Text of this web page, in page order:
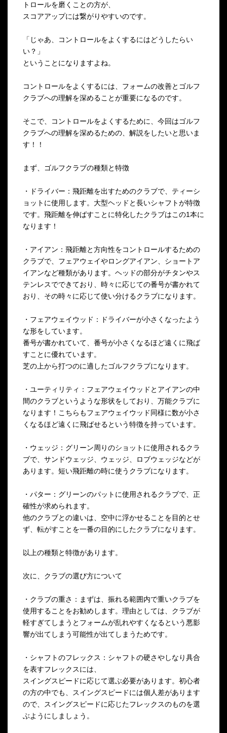
トロールを磨くことの方が、
スコアアップには繋がりやすいのです。
「じゃあ、コントロールをよくするにはどうしたらい
い？」
ということになりますよね。
コントロールをよくするには、フォームの改善とゴルフ
クラブへの理解を深めることが重要になるのです。
そこで、コントロールをよくするために、今回はゴルフ
クラブへの理解を深めるための、解説をしたいと思いま
す！！
まず、ゴルフクラブの種類と特徴
・ドライバー：飛距離を出すためのクラブで、ティーシ
ョットに使用します。大型ヘッドと長いシャフトが特徴
です。飛距離を伸ばすことに特化したクラブはこの1本に
なります！
・アイアン：飛距離と方向性をコントロールするための
クラブで、フェアウェイやロングアイアン、ショートア
イアンなど種類があります。ヘッドの部分がチタンやス
テンレスでできており、時々に応じての番号が書かれて
おり、その時々に応じて使い分けるクラブになります。
・フェアウェイウッド：ドライバーが小さくなったよう
な形をしています。
番号が書かれていて、番号が小さくなるほど遠くに飛ば
すことに優れています。
芝の上から打つのに適したゴルフクラブになります。
・ユーティリティ：フェアウェイウッドとアイアンの中
間のクラブというような形状をしており、万能クラブに
なります！こちらもフェアウェイウッド同様に数が小さ
くなるほど遠くに飛ばせるという特徴を持っています。
・ウェッジ：グリーン周りのショットに使用されるクラ
ブで、サンドウェッジ、ウェッジ、ロブウェッジなどが
あります。短い飛距離の時に使うクラブになります。
・パター：グリーンのパットに使用されるクラブで、正
確性が求められます。
他のクラブとの違いは、空中に浮かせることを目的とせ
ず、転がすことを一番の目的にしたクラブになります。
以上の種類と特徴があります。
次に、クラブの選び方について
・クラブの重さ：まずは、振れる範囲内で重いクラブを
使用することをお勧めします。理由としては、クラブが
軽すぎてしまうとフォームが乱れやすくなるという悪影
響が出てしまう可能性が出てしまうためです。
・シャフトのフレックス：シャフトの硬さやしなり具合
を表すフレックスには、
スイングスピードに応じて選ぶ必要があります。初心者
の方の中でも、スイングスピードには個人差があります
ので、スイングスピードに応じたフレックスのものを選
ぶようにしましょう。